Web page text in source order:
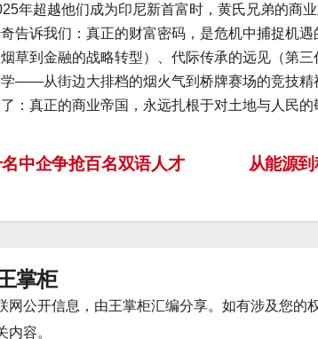
年超越他们成为印尼新首富时，黄氏兄弟的商
告诉我们：真正的财富密码，是危机中捕捉机
草到金融的战略转型）、代际传承的远见（第
——从街边大排档的烟火气到桥牌赛场的竞技精
：真正的商业帝国，永远扎根于对土地与人民的
从能源
中企争抢百名双语人才
掌柜
网公开信息，由王掌柜汇编分享。如有涉及您的
内容。